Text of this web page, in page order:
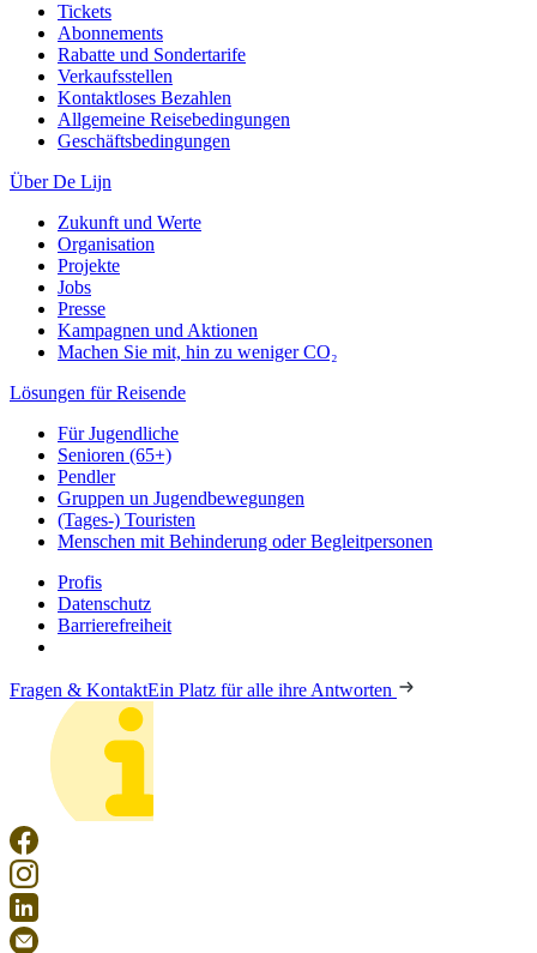
Tickets
Abonnements
Rabatte und Sondertarife
Verkaufsstellen
Kontaktloses Bezahlen
Allgemeine Reisebedingungen
Geschäftsbedingungen
Über De Lijn
Zukunft und Werte
Organisation
Projekte
Jobs
Presse
Kampagnen und Aktionen
Machen Sie mit, hin zu weniger CO₂
Lösungen für Reisende
Für Jugendliche
Senioren (65+)
Pendler
Gruppen un Jugendbewegungen
(Tages-) Touristen
Menschen mit Behinderung oder Begleitpersonen
Profis
Datenschutz
Barrierefreiheit
Fragen & KontaktEin Platz für alle ihre Antworten